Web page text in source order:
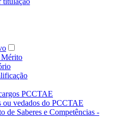
Mérito
PCCTAE
ou vedados do PCCTAE
de Saberes e Competências -